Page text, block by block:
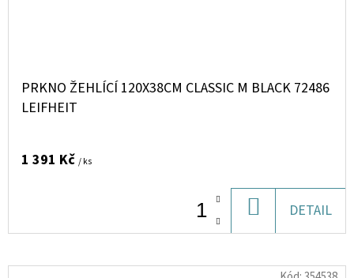
PRKNO ŽEHLÍCÍ 120X38CM CLASSIC M BLACK 72486
LEIFHEIT
1 391 Kč / ks
KOŠÍKU
DETAIL